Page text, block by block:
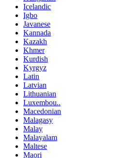
Icelandic
Igbo
Javanese
Kannada
Kazakh
Khmer
Kurdish
Kyrgyz
Latin
Latvian
Lithuanian
Luxembou..
Macedonian
Malagasy
Malay
Malayalam
Maltese
Maori